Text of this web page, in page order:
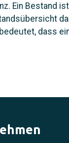
Ein Bestand
dass